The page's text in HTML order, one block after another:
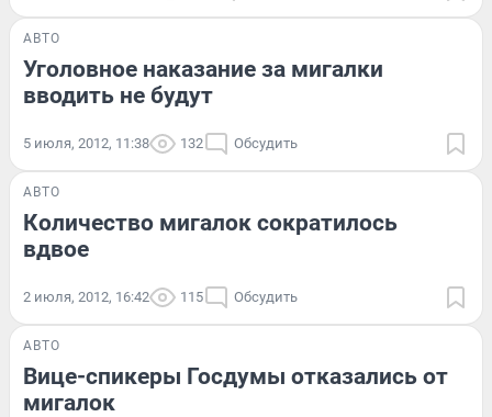
АВТО
Уголовное наказание за мигалки
вводить не будут
5 июля, 2012, 11:38 132 Обсудить
АВТО
Количество мигалок сократилось
вдвое
2 июля, 2012, 16:42 115 Обсудить
АВТО
Вице-спикеры Госдумы отказались от
мигалок